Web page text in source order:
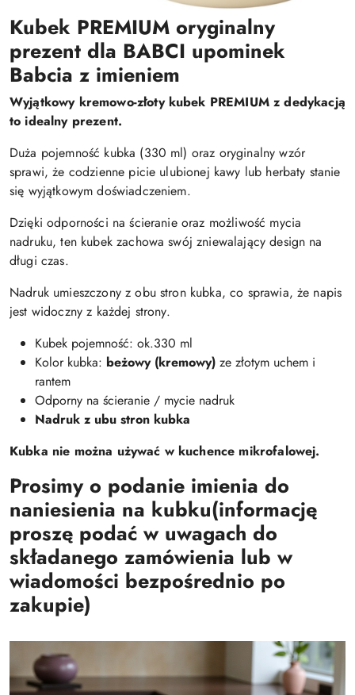
Kubek PREMIUM oryginalny
prezent dla BABCI upominek
Babcia z imieniem
Wyjątkowy kremowo-złoty kubek PREMIUM z dedykacją
to idealny prezent.
Duża pojemność kubka (330 ml) oraz oryginalny wzór
sprawi, że codzienne picie ulubionej kawy lub herbaty stanie
się wyjątkowym doświadczeniem.
Dzięki odporności na ścieranie oraz możliwość mycia
nadruku, ten kubek zachowa swój zniewalający design na
długi czas.
Nadruk umieszczony z obu stron kubka, co sprawia, że napis
jest widoczny z każdej strony.
Kubek pojemność: ok.330 ml
Kolor kubka: beżowy (kremowy) ze złotym uchem i
rantem
Odporny na ścieranie / mycie nadruk
Nadruk z ubu stron kubka
Kubka nie można używać w kuchence mikrofalowej.
Prosimy o podanie imienia do
naniesienia na kubku(informację
proszę podać w uwagach do
składanego zamówienia lub w
wiadomości bezpośrednio po
zakupie)